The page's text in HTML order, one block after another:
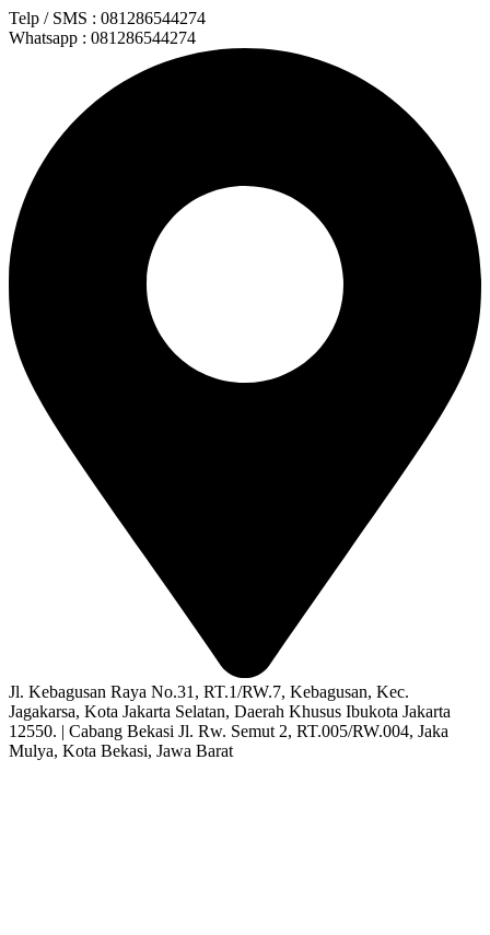
Lewati
ke
Telp / SMS : 081286544274
Whatsapp : 081286544274
Jl. Kebagusan Raya No.31, RT.1/RW.7, Kebagusan, Kec.
Jagakarsa, Kota Jakarta Selatan, Daerah Khusus Ibukota Jakarta
12550. | Cabang Bekasi Jl. Rw. Semut 2, RT.005/RW.004, Jaka
Mulya, Kota Bekasi, Jawa Barat